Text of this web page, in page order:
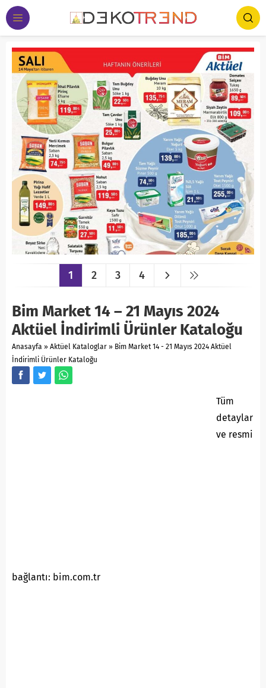
1 2 3 4
Bim Market 14 – 21 Mayıs 2024
Aktüel İndirimli Ürünler Kataloğu
Anasayfa » Aktüel Kataloglar » Bim Market 14 - 21 Mayıs 2024 Aktüel
İndirimli Ürünler Kataloğu
Tüm
detaylar
ve resmi
bağlantı: bim.com.tr